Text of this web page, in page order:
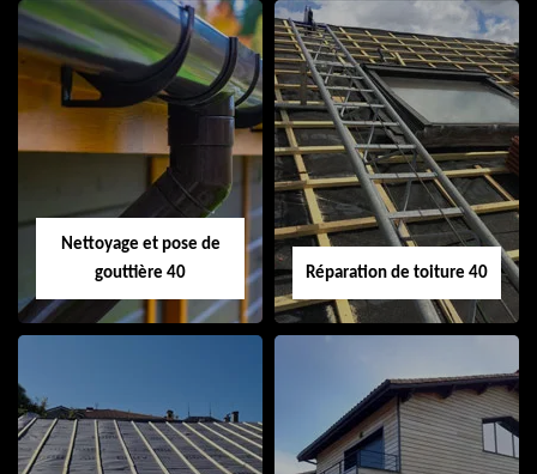
Isolation de toiture
40
Peinture sur tuile
40
Nettoyage et pose de
gouttière 40
Nettoyage et pose
Réparation de toiture 40
Réparation de